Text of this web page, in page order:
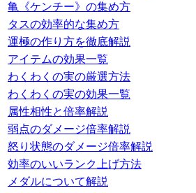
亀《ケンチー》の集め方
タスの効率的な集め方
運極の作り方を徹底解説
アイテムの効果一覧
わくわくの実の厳選方法
わくわくの実の効果一覧
属性相性と倍率解説
弱点のダメージ倍率解説
怒り状態のダメージ倍率解説
効率のいいランク上げ方法
メダルについて解説